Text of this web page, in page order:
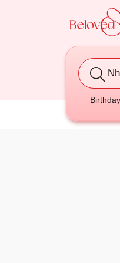
Birthday